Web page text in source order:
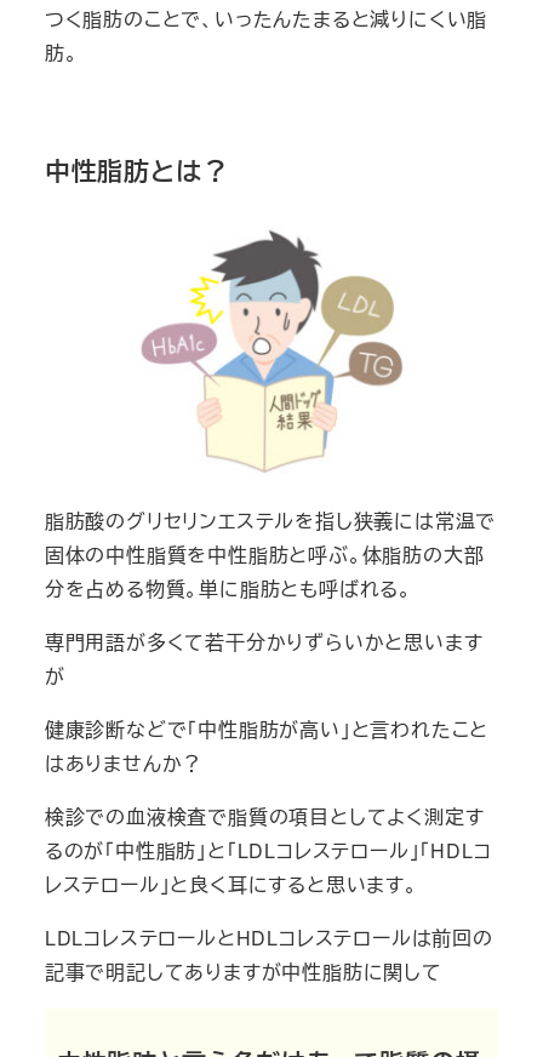
つく脂肪のことで、いったんたまると減りにくい脂
肪。
中性脂肪とは？
脂肪酸のグリセリンエステルを指し狭義には常温で
固体の中性脂質を中性脂肪と呼ぶ。体脂肪の大部
分を占める物質。単に脂肪とも呼ばれる。
専門用語が多くて若干分かりずらいかと思います
が
健康診断などで「中性脂肪が高い」と言われたこと
はありませんか？
検診での血液検査で脂質の項目としてよく測定す
るのが「中性脂肪」と「LDLコレステロール」「HDLコ
レステロール」と良く耳にすると思います。
LDLコレステロールとHDLコレステロールは前回の
記事で明記してありますが中性脂肪に関して